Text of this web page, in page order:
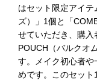
はセット限定アイ
ズ）」1個と「
せていただき、購入
POUCH（バルクオ
す。メイク初心者
めです。このセッ